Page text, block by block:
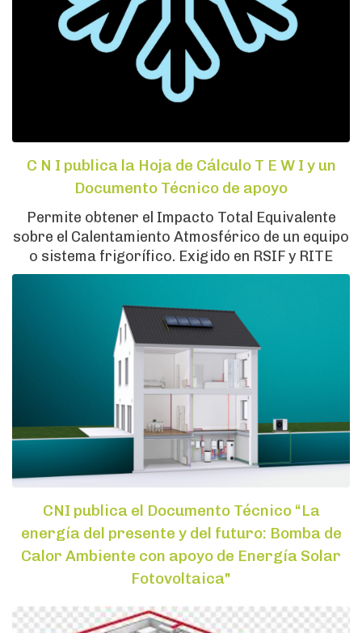
C N I publica la Hoja de Cálculo T E W I y un
Documento Técnico de apoyo
Permite obtener el Impacto Total Equivalente
sobre el Calentamiento Atmosférico de un equipo
o sistema frigorífico. Exigido en RSIF y RITE
CNI publica el Documento Técnico “La
energía del presente y del futuro: Bomba de
Calor Ambiente con apoyo de Energía Solar
Fotovoltaica"